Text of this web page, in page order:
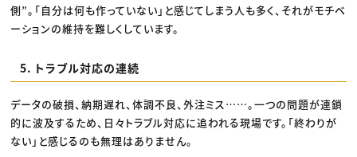
側”。「自分は何も作っていない」と感じてしまう人も多く、それがモチベ
ーションの維持を難しくしています。
5. トラブル対応の連続
データの破損、納期遅れ、体調不良、外注ミス……。一つの問題が連鎖
的に波及するため、日々トラブル対応に追われる現場です。「終わりが
ない」と感じるのも無理はありません。